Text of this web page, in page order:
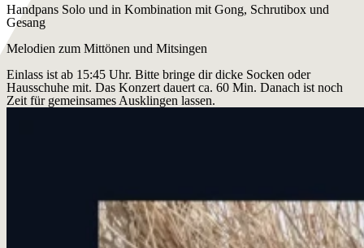
Handpans Solo und in Kombination mit Gong, Schrutibox und
Gesang
Melodien zum Mittönen und Mitsingen
Einlass ist ab 15:45 Uhr. Bitte bringe dir dicke Socken oder
Hausschuhe mit. Das Konzert dauert ca. 60 Min. Danach ist noch
Zeit für gemeinsames Ausklingen lassen.